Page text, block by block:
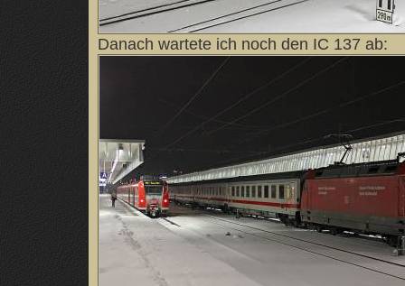
Danach wartete ich noch den IC 137 ab: